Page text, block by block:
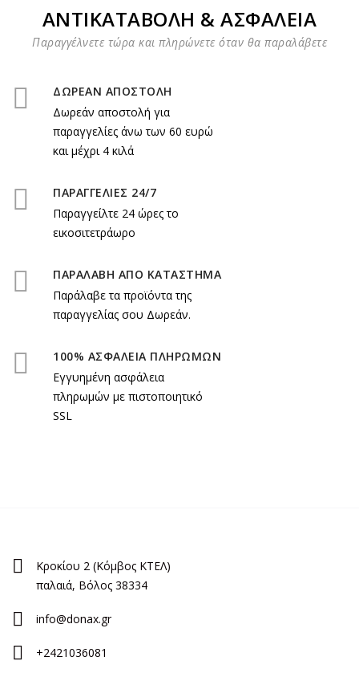
ΑΝΤΙΚΑΤΑΒΟΛΗ & ΑΣΦΑΛΕΙΑ
Παραγγέλνετε τώρα και πληρώνετε όταν θα παραλάβετε
ΔΩΡΕΑΝ ΑΠΟΣΤΟΛΗ
Δωρεάν αποστολή για
παραγγελίες άνω των 60 ευρώ
και μέχρι 4 κιλά
ΠΑΡΑΓΓΕΛΙΕΣ 24/7
Παραγγείλτε 24 ώρες το
εικοσιτετράωρο
ΠΑΡΑΛΑΒΗ ΑΠΟ ΚΑΤΑΣΤΗΜΑ
Παράλαβε τα προϊόντα της
παραγγελίας σου Δωρεάν.
100% ΑΣΦΑΛΕΙΑ ΠΛΗΡΩΜΩΝ
Εγγυημένη ασφάλεια
πληρωμών με πιστοποιητικό
SSL
Κροκίου 2 (Κόμβος ΚΤΕΛ)
παλαιά, Βόλος 38334
info@donax.gr
+2421036081